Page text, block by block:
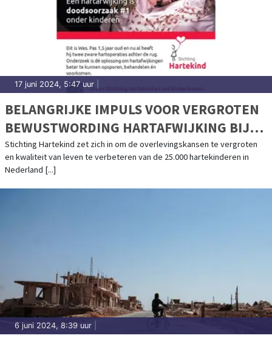
17 juni 2024, 5:47 uur
BELANGRIJKE IMPULS VOOR VERGROTEN
BEWUSTWORDING HARTAFWIJKING BIJ
KINDEREN
Stichting Hartekind zet zich in om de overlevingskansen te vergroten
en kwaliteit van leven te verbeteren van de 25.000 hartekinderen in
Nederland [...]
6 juni 2024, 8:39 uur